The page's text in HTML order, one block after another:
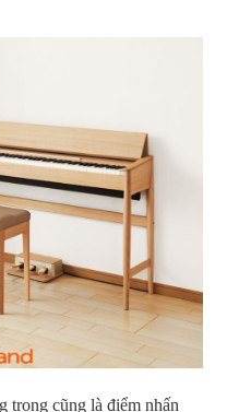
trọng cũng là điểm nhấn